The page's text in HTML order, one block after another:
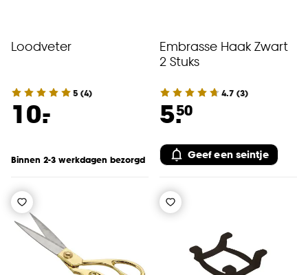
Loodveter
5 (4)
10.
-
Binnen 2-3 werkdagen bezorgd
Embrasse Haak Zwart
2 Stuks
4.7 (3)
5.50
Geef een seintje